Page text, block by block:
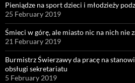
Pieniądze na sport dzieci i młodzieży
25 February 2019
Śmieci w górę, ale miasto nic na nich nie
21 February 2019
Burmistrz Świerzawy da pracę na
obsługi sekretariatu
5 February 2019